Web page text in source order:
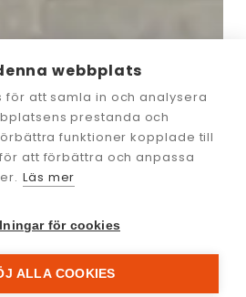
webbplats
för att samla in och analysera
prestanda och
funktioner kopplade till
att förbättra och anpassa
Läs mer
för cookies
ALLA COOKIES